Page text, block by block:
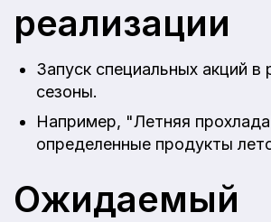
реализации
Запуск специальных акций в
сезоны.
Например, "Летняя
определенные продукты
Ожидаемый